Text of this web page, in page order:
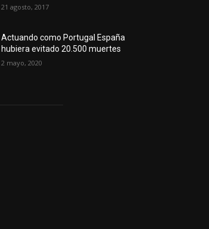
21 agosto, 2017
Actuando como Portugal España
hubiera evitado 20.500 muertes
2 mayo, 2020